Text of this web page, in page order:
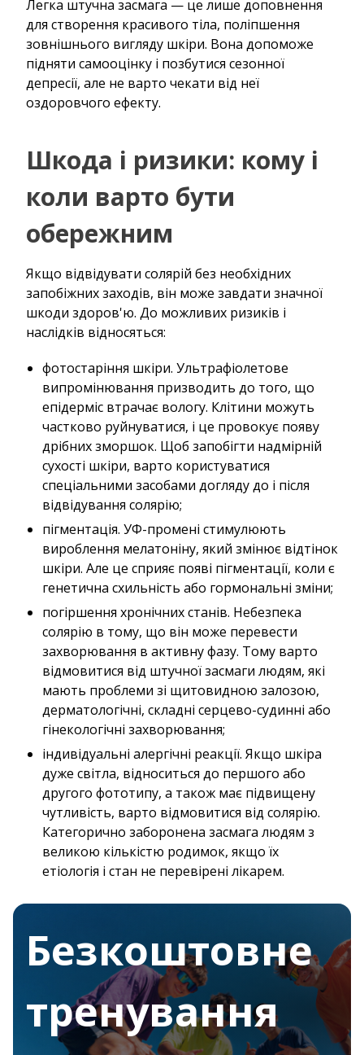
Легка штучна засмага — це лише доповнення
для створення красивого тіла, поліпшення
зовнішнього вигляду шкіри. Вона допоможе
підняти самооцінку і позбутися сезонної
депресії, але не варто чекати від неї
оздоровчого ефекту.
Шкода і ризики: кому і
коли варто бути
обережним
Якщо відвідувати солярій без необхідних
запобіжних заходів, він може завдати значної
шкоди здоров'ю. До можливих ризиків і
наслідків відносяться:
фотостаріння шкіри. Ультрафіолетове
випромінювання призводить до того, що
епідерміс втрачає вологу. Клітини можуть
частково руйнуватися, і це провокує появу
дрібних зморшок. Щоб запобігти надмірній
сухості шкіри, варто користуватися
спеціальними засобами догляду до і після
відвідування солярію;
пігментація. УФ-промені стимулюють
вироблення мелатоніну, який змінює відтінок
шкіри. Але це сприяє появі пігментації, коли є
генетична схильність або гормональні зміни;
погіршення хронічних станів. Небезпека
солярію в тому, що він може перевести
захворювання в активну фазу. Тому варто
відмовитися від штучної засмаги людям, які
мають проблеми зі щитовидною залозою,
дерматологічні, складні серцево-судинні або
гінекологічні захворювання;
індивідуальні алергічні реакції. Якщо шкіра
дуже світла, відноситься до першого або
другого фототипу, а також має підвищену
чутливість, варто відмовитися від солярію.
Категорично заборонена засмага людям з
великою кількістю родимок, якщо їх
етіологія і стан не перевірені лікарем.
Безкоштовне
тренування